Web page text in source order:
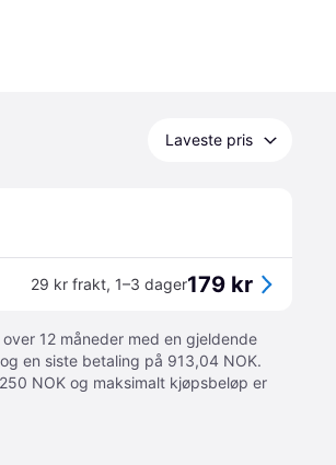
Laveste pris
29 kr frakt, 1–3 dager179 kr
12 måneder med en gjeldende
en siste betaling på 913,04 NOK.
NOK og maksimalt kjøpsbeløp er